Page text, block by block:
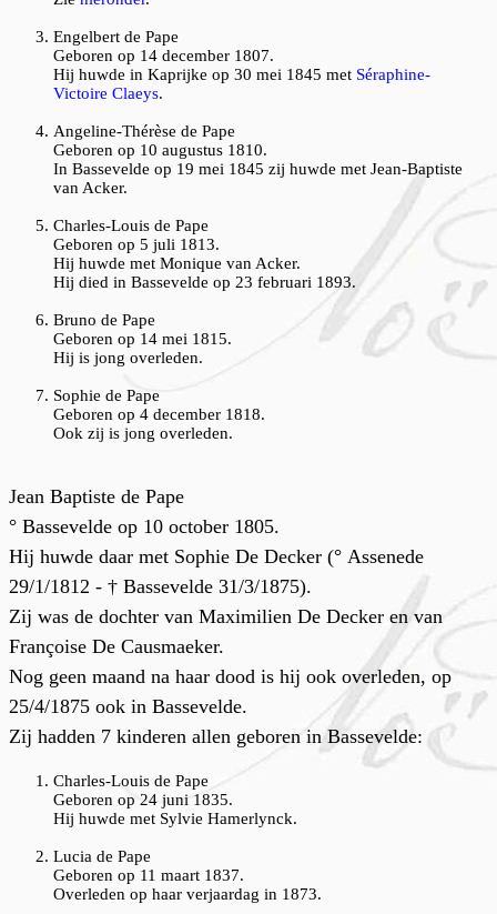
Engelbert de Pape
Geboren op 14 december 1807.
Hij huwde in Kaprijke op 30 mei 1845 met Séraphine-
Victoire Claeys.
Angeline-Thérèse de Pape
Geboren op 10 augustus 1810.
In Bassevelde op 19 mei 1845 zij huwde met Jean-Baptiste
van Acker.
Charles-Louis de Pape
Geboren op 5 juli 1813.
Hij huwde met Monique van Acker.
Hij died in Bassevelde op 23 februari 1893.
Bruno de Pape
Geboren op 14 mei 1815.
Hij is jong overleden.
Sophie de Pape
Geboren op 4 december 1818.
Ook zij is jong overleden.
Jean Baptiste de Pape
° Bassevelde op 10 october 1805.
Hij huwde daar met Sophie De Decker (° Assenede
29/1/1812 - † Bassevelde 31/3/1875).
Zij was de dochter van Maximilien De Decker en van
Françoise De Causmaeker.
Nog geen maand na haar dood is hij ook overleden, op
25/4/1875 ook in Bassevelde.
Zij hadden 7 kinderen allen geboren in Bassevelde:
Charles-Louis de Pape
Geboren op 24 juni 1835.
Hij huwde met Sylvie Hamerlynck.
Lucia de Pape
Geboren op 11 maart 1837.
Overleden op haar verjaardag in 1873.